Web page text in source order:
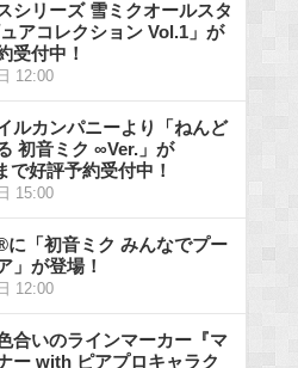
シリーズ 雪ミクオールスタ
アコレクション Vol.1」が
受付中！
12:00
ルカンパニーより「ねんど
初音ミク ∞Ver.」が
で好評予約受付中！
15:00
に「初音ミク みんなでプー
」が登場！
12:00
合いのラインマーカー『マ
ー with ピアプロキャラク